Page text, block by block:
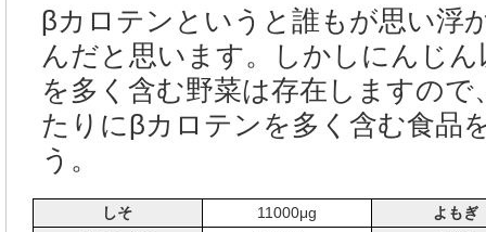
βカロテンというと誰もが思い浮
んだと思います。しかしにんじ
を多く含む野菜は存在しますので
たりにβカロテンを多く含む食品
う。
しそ 11000μg
よもぎ